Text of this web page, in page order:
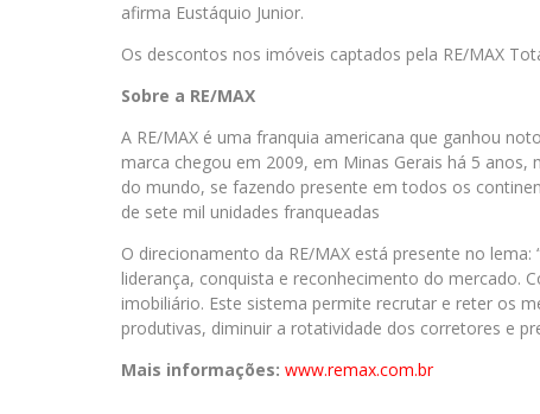
afirma Eustáquio Junior.
Os descontos nos imóveis captados pela RE/MAX
Sobre a RE/MAX
A RE/MAX é uma franquia americana que ganhou
marca chegou em 2009, em Minas Gerais há 5
do mundo, se fazendo presente em todos os
de sete mil unidades franqueadas
O direcionamento da RE/MAX está presente no
liderança, conquista e reconhecimento do mercado.
imobiliário. Este sistema permite recrutar e reter os
produtivas, diminuir a rotatividade dos corretores e
Mais informações: www.remax.com.br